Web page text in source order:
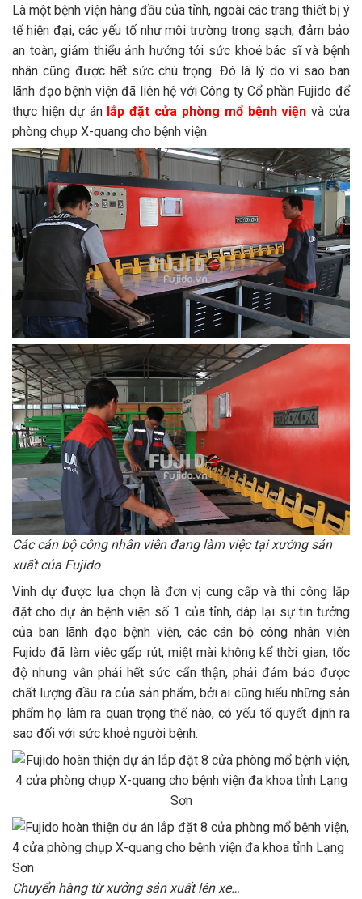
Là một bệnh viện hàng đầu của tỉnh, ngoài các trang thiết bị ý
tế hiện đại, các yếu tố như môi trường trong sạch, đảm bảo
an toàn, giảm thiểu ảnh hưởng tới sức khoẻ bác sĩ và bệnh
nhân cũng được hết sức chú trọng. Đó là lý do vì sao ban
lãnh đạo bệnh viện đã liên hệ với Công ty Cổ phần Fujido để
thực hiện dự án lắp đặt cửa phòng mổ bệnh viện và cửa
phòng chụp X-quang cho bệnh viện.
Các cán bộ công nhân viên đang làm việc tại xưởng sản
xuất của Fujido
Vinh dự được lựa chọn là đơn vị cung cấp và thi công lắp
đặt cho dự án bệnh viện số 1 của tỉnh, dáp lại sự tin tưởng
của ban lãnh đạo bệnh viện, các cán bộ công nhân viên
Fujido đã làm việc gấp rút, miệt mài không kể thời gian, tốc
độ nhưng vẫn phải hết sức cẩn thận, phải đảm bảo được
chất lượng đầu ra của sản phẩm, bởi ai cũng hiểu những sản
phẩm họ làm ra quan trọng thế nào, có yếu tố quyết định ra
sao đối với sức khoẻ người bệnh.
Chuyển hàng từ xưởng sản xuất lên xe…